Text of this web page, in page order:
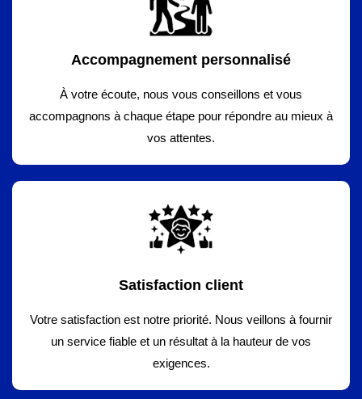
Accompagnement personnalisé
À votre écoute, nous vous conseillons et vous
accompagnons à chaque étape pour répondre au mieux à
vos attentes.
Satisfaction client
Votre satisfaction est notre priorité. Nous veillons à fournir
un service fiable et un résultat à la hauteur de vos
exigences.